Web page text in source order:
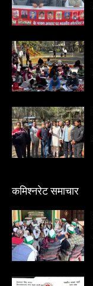
कमिश्नरेट समाचार